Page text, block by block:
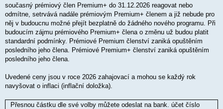
současný prémiový člen Premium+ do 31.12.2026 reagovat nebo
odmítne, setrvává nadále prémiovým Premium+ členem a již nebude pro
něj v budoucnu možné přejít bezplatně do žádného nového programu. Při
budoucím zájmu prémiového Premium+ člena o změnu už budou platit
standardní podmínky. Prémiové Premium členství zaniká opuštěním
posledního jeho člena. Prémiové Premium+ členství zaniká opuštěním
posledního jeho člena.
Uvedené ceny jsou v roce 2026 zahajovací a mohou se každý rok
navyšovat o inflaci (inflační doložka).
Přesnou částku dle své volby můžete odeslat na bank. účet číslo